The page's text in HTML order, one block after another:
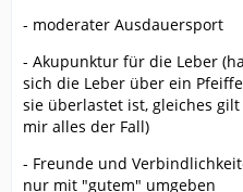
- moderater Ausdauersport
- Akupunktur für die Leber
sich die Leber über ein
sie überlastet ist, gleiches
mir alles der Fall)
- Freunde und
nur mit "gutem" umgeben